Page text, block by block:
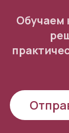
Обучаем